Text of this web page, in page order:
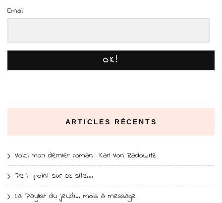
Email
OK!
ARTICLES RÉCENTS
Voici mon dernier roman : Karl Von Radowitz
Petit point sur ce site….
La Playlist du jeudi… mois à message